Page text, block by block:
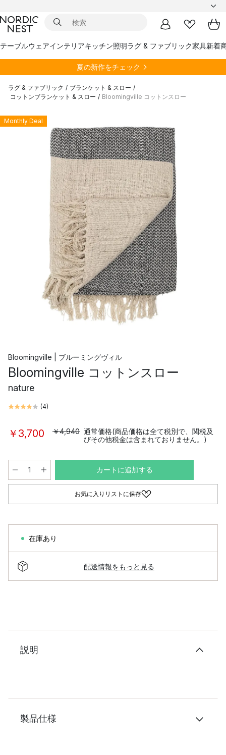
テーブルウェアインテリアキッチン照明ラグ & ファブリック家具新着
夏の新作をチェック
ラグ & ファブリック / ブランケット & スロー /
コットンブランケット & スロー / Bloomingville コットンスロー
Monthly Deal
Bloomingville | ブルーミングヴィル
Bloomingville コットンスロー
nature
(4)
￥3,700 ￥4,940 通常価格(商品価格は全て税別で、関税及
びその他税金は含まれておりません。)
カートに追加する
お気に入りリストに保存
在庫あり
配送情報をもっと見る
説明
製品仕様